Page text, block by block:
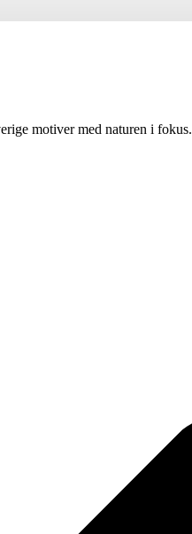
motiver med naturen i fokus.